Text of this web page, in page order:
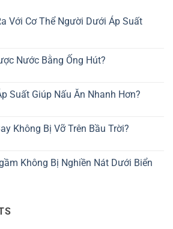
Với Cơ Thể Người Dưới Áp Suất
Nước Bằng Ống Hút?
Suất Giúp Nấu Ăn Nhanh Hơn?
Không Bị Vỡ Trên Bầu Trời?
Không Bị Nghiền Nát Dưới Biển